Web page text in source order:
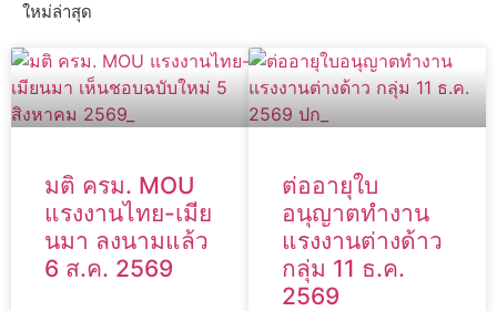
ใหม่ล่าสุด
มติ ครม. MOU
แรงงานไทย-เมีย
นมา ลงนามแล้ว
6 ส.ค. 2569
ต่ออายุใบ
อนุญาตทำงาน
แรงงานต่างด้าว
กลุ่ม 11 ธ.ค.
2569